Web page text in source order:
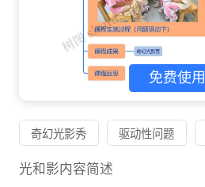
免费使用
奇幻光影秀 驱动性问题
光和影内容简述